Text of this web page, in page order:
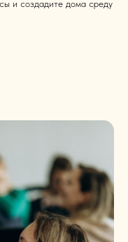
и создадите дома среду